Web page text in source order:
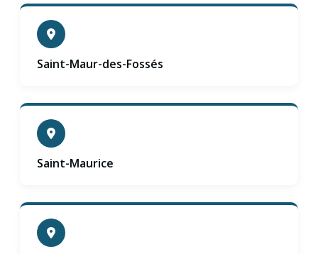
Saint-Maur-des-Fossés
Saint-Maurice